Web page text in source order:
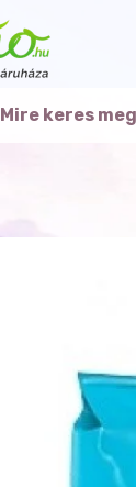
Mire keres